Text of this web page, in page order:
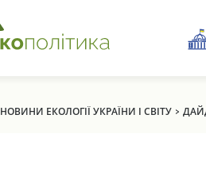
НОВИНИ ЕКОЛОГІЇ УКРАЇНИ І СВІТУ›